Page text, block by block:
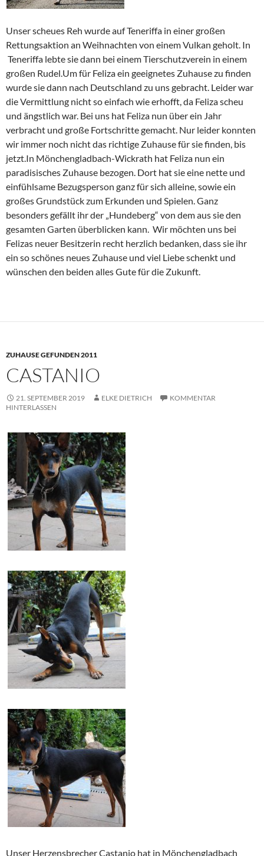
Unser scheues Reh wurde auf Teneriffa in einer großen
Rettungsaktion an Weihnachten von einem Vulkan geholt. In
Teneriffa lebte sie dann bei einem Tierschutzverein in einem
großen Rudel.Um für Feliza ein geeignetes Zuhause zu finden
wurde sie dann nach Deutschland zu uns gebracht. Leider war
die Vermittlung nicht so einfach wie erhofft, da Feliza scheu
und ängstlich war. Bei uns hat Feliza nun über ein Jahr
verbracht und große Fortschritte gemacht. Nur leider konnten
wir immer noch nicht das richtige Zuhause für sie finden, bis
jetzt.In Mönchengladbach-Wickrath hat Feliza nun ein
paradisisches Zuhause bezogen. Dort hat sie eine nette und
einfühlsame Bezugsperson ganz für sich alleine, sowie ein
großes Grundstück zum Erkunden und Spielen. Ganz
besonders gefällt ihr der „Hundeberg“ von dem aus sie den
gesamten Garten überblicken kann. Wir möchten uns bei
Felizas neuer Besitzerin recht herzlich bedanken, dass sie ihr
ein so schönes neues Zuhause und viel Liebe schenkt und
wünschen den beiden alles Gute für die Zukunft.
ZUHAUSE GEFUNDEN 2011
CASTANIO
21. SEPTEMBER 2019 ELKE DIETRICH
KOMMENTAR
HINTERLASSEN
Unser Herzensbrecher Castanio hat in Mönchengladbach